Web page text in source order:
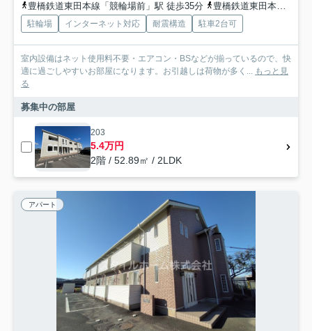
豊橋鉄道東田本線「競輪場前」駅 徒歩35分
豊橋鉄道東田本線「東田」駅 徒歩37分
駐輪場 インターネット対応 耐震構造 駐車2台可
室内設備はネット使用料不要・エアコン・BSなどが揃っているので、快
適に過ごしやすいお部屋になります。お引越しは荷物が多く... もっと見
る
募集中の部屋
203
5.4万円
2階 / 52.89㎡ / 2LDK
アパート